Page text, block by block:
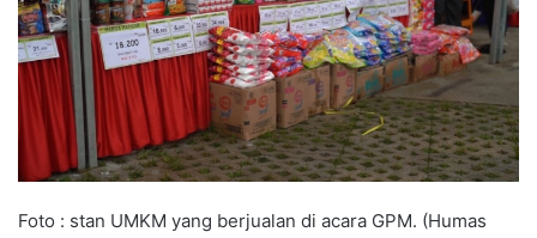
Foto : stan UMKM yang berjualan di acara GPM. (Humas